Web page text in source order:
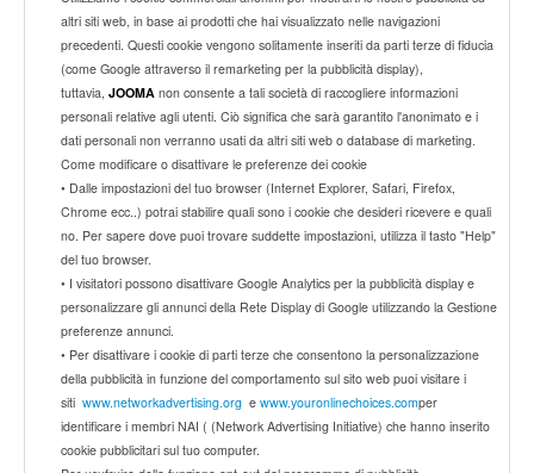
altri siti web, in base ai prodotti che hai visualizzato nelle navigazioni
precedenti. Questi cookie vengono solitamente inseriti da parti terze di fiducia
(come Google attraverso il remarketing per la pubblicità display),
tuttavia, JOOMA non consente a tali società di raccogliere informazioni
personali relative agli utenti. Ciò significa che sarà garantito l'anonimato e i
dati personali non verranno usati da altri siti web o database di marketing.
Come modificare o disattivare le preferenze dei cookie
• Dalle impostazioni del tuo browser (Internet Explorer, Safari, Firefox,
Chrome ecc..) potrai stabilire quali sono i cookie che desideri ricevere e quali
no. Per sapere dove puoi trovare suddette impostazioni, utilizza il tasto "Help"
del tuo browser.
• I visitatori possono disattivare Google Analytics per la pubblicità display e
personalizzare gli annunci della Rete Display di Google utilizzando la Gestione
preferenze annunci.
• Per disattivare i cookie di parti terze che consentono la personalizzazione
della pubblicità in funzione del comportamento sul sito web puoi visitare i
siti www.networkadvertising.org e www.youronlinechoices.comper
identificare i membri NAI ( (Network Advertising Initiative) che hanno inserito
cookie pubblicitari sul tuo computer.